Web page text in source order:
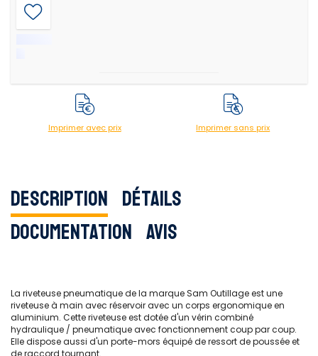
Imprimer avec prix Imprimer sans prix
Description Détails
Documentation Avis
La riveteuse pneumatique de la marque Sam Outillage est une
riveteuse à main avec réservoir avec un corps ergonomique en
aluminium. Cette riveteuse est dotée d'un vérin combiné
hydraulique / pneumatique avec fonctionnement coup par coup.
Elle dispose aussi d'un porte-mors équipé de ressort de poussée et
de raccord tournant.